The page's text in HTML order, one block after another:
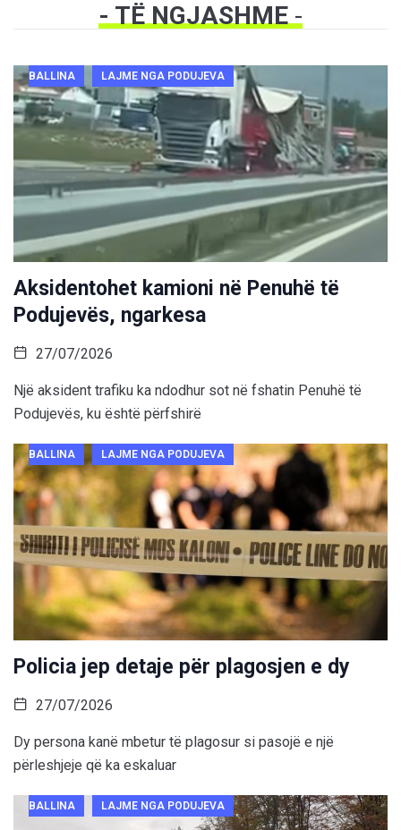
- TË NGJASHME-
BALLINA LAJME NGA PODUJEVA
Aksidentohet kamioni në Penuhë të
Podujevës, ngarkesa
27/07/2026
Një aksident trafiku ka ndodhur sot në fshatin Penuhë të
Podujevës, ku është përfshirë
BALLINA LAJME NGA PODUJEVA
Policia jep detaje për plagosjen e dy
27/07/2026
Dy persona kanë mbetur të plagosur si pasojë e një
përleshjeje që ka eskaluar
BALLINA LAJME NGA PODUJEVA